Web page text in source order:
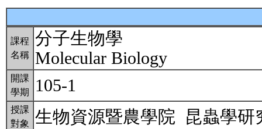
課程
名稱
分子生物學
Molecular Biology
開課
學期
105-1
授課
對象
生物資源暨農學院 昆蟲學